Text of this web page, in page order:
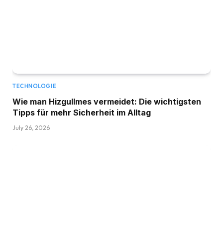
TECHNOLOGIE
Wie man Hizgullmes vermeidet: Die wichtigsten
Tipps für mehr Sicherheit im Alltag
July 26, 2026